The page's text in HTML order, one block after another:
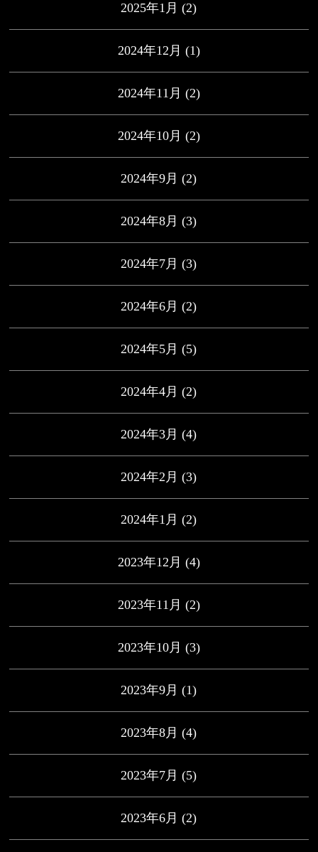
2025年1月 (2)
2024年12月 (1)
2024年11月 (2)
2024年10月 (2)
2024年9月 (2)
2024年8月 (3)
2024年7月 (3)
2024年6月 (2)
2024年5月 (5)
2024年4月 (2)
2024年3月 (4)
2024年2月 (3)
2024年1月 (2)
2023年12月 (4)
2023年11月 (2)
2023年10月 (3)
2023年9月 (1)
2023年8月 (4)
2023年7月 (5)
2023年6月 (2)